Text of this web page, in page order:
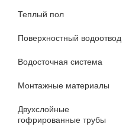
Теплый пол
Поверхностный водоотвод
Водосточная система
Монтажные материалы
Двухслойные
гофрированные трубы